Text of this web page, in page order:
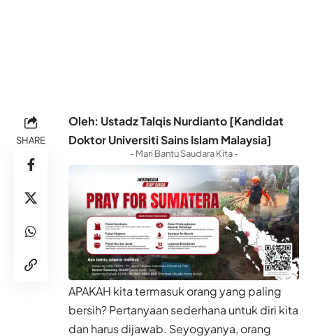
SHARE
Oleh: Ustadz Talqis Nurdianto [Kandidat
Doktor Universiti Sains Islam Malaysia]
- Mari Bantu Saudara Kita -
APAKAH kita termasuk orang yang paling
bersih? Pertanyaan sederhana untuk diri kita
dan harus dijawab. Seyogyanya, orang